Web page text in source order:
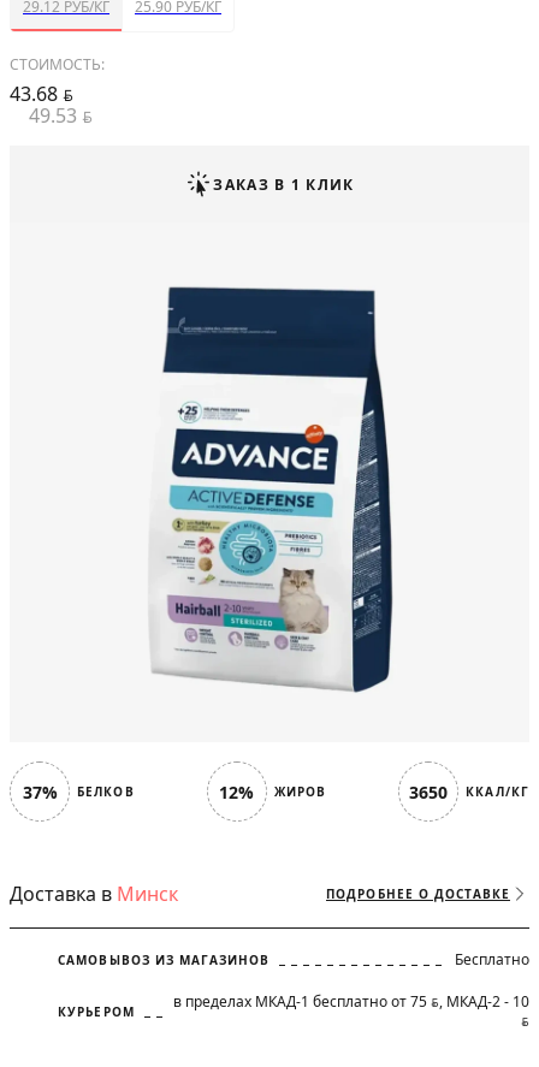
37% БЕЛКОВ 12% ЖИРОВ 3650 ККАЛ/КГ
Доставка в Минск ПОДРОБНЕЕ О ДОСТАВКЕ
САМОВЫВОЗ ИЗ МАГАЗИНОВ Бесплатно
КУРЬЕРОМ в пределах МКАД-1 бесплатно от 75 BYN, МКАД-2 - 10
BYN
29.12 РУБ/КГ 25.90 РУБ/КГ
СТОИМОСТЬ:
43.68 BYN
49.53 BYN
ЗАКАЗ В 1 КЛИК